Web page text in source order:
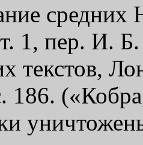
средних
1, пер. И.
текстов,
186.